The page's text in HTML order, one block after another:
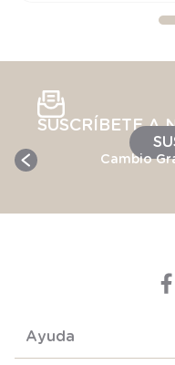
SUSCRÍBETE A
Cambio
Ayuda